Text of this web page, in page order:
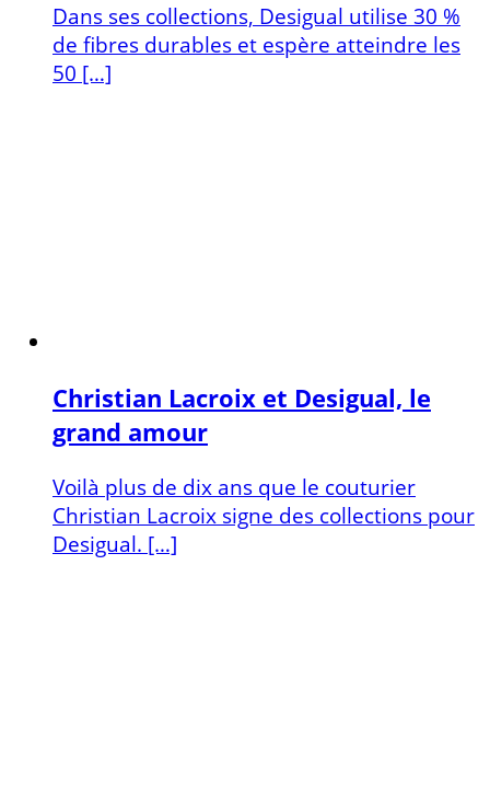
Dans ses collections, Desigual utilise 30 %
de fibres durables et espère atteindre les
50 […]
Christian Lacroix et Desigual, le
grand amour
Voilà plus de dix ans que le couturier
Christian Lacroix signe des collections pour
Desigual. […]